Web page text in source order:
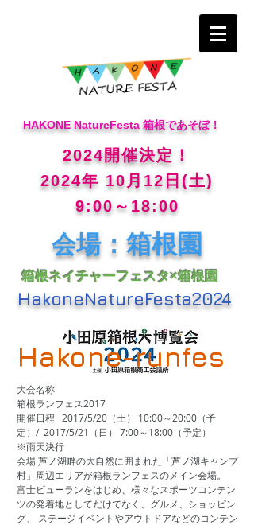
HAKONE NatureFesta 箱根であそぼ！
2024開催決定！
2024年 10月12日(土)
9:00～18:00
会場：箱根園
箱根ネイチャーフェスタ×箱根園
HakoneNatureFesta2024
Hakone-runfes
大会名称
箱根ランフェス2017
開催日程 2017/5/20（土） 10:00～20:00（予
定）/ 2017/5/21（日） 7:00～18:00（予定）
※雨天決行
会場 芦ノ湖畔の大自然に囲まれた「芦ノ湖キャンプ
村」周辺エリアが箱根ランフェスのメイン会場。
富士ビューランをはじめ、様々なスポーツコンテン
ツの発着地としてだけでなく、グルメ、ショッピン
グ、 ステージイベントやアウトドアなどのコンテン